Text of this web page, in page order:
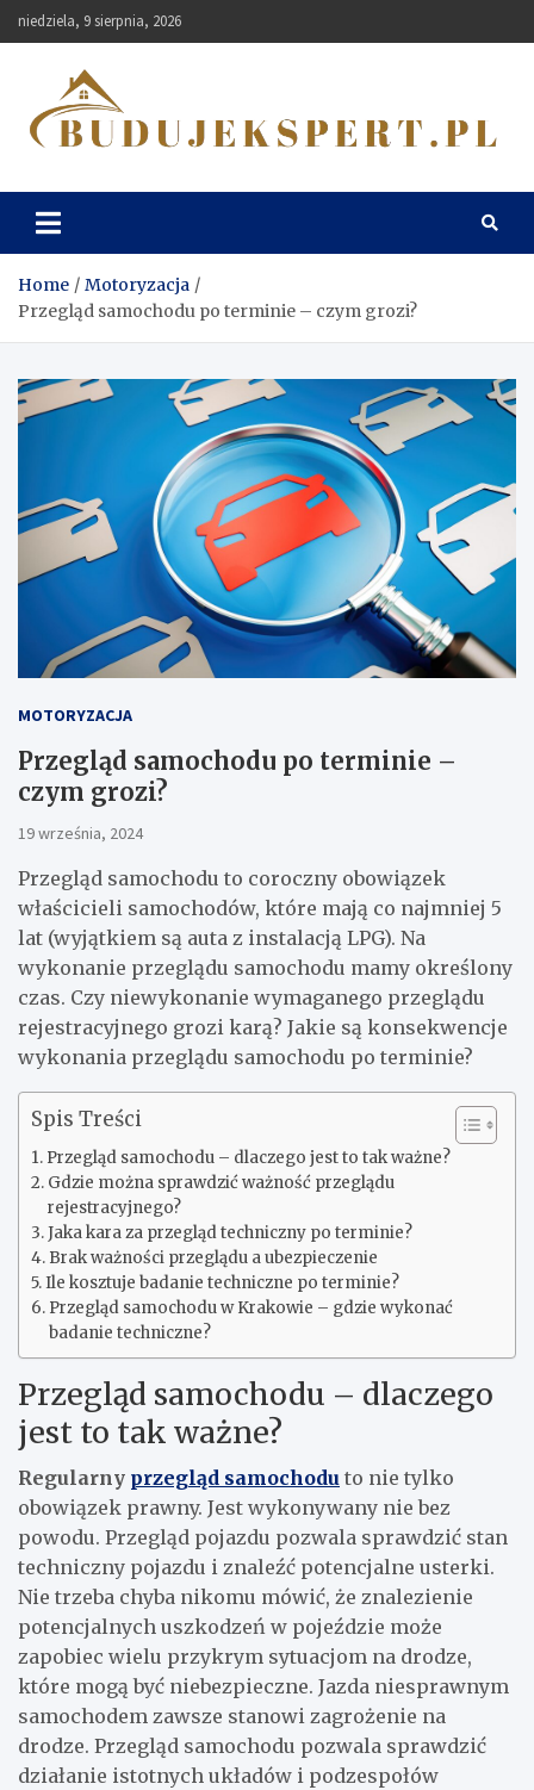
Skip
to
niedziela, 9 sierpnia, 2026
Budujekspert
Home
Motoryzacja
Przegląd samochodu po terminie – czym grozi?
MOTORYZACJA
Przegląd samochodu po terminie –
czym grozi?
19 września, 2024
Przegląd samochodu to coroczny obowiązek
właścicieli samochodów, które mają co najmniej 5
lat (wyjątkiem są auta z instalacją LPG). Na
wykonanie przeglądu samochodu mamy określony
czas. Czy niewykonanie wymaganego przeglądu
rejestracyjnego grozi karą? Jakie są konsekwencje
wykonania przeglądu samochodu po terminie?
Spis Treści
Przegląd samochodu – dlaczego jest to tak ważne?
Gdzie można sprawdzić ważność przeglądu
rejestracyjnego?
Jaka kara za przegląd techniczny po terminie?
Brak ważności przeglądu a ubezpieczenie
Ile kosztuje badanie techniczne po terminie?
Przegląd samochodu w Krakowie – gdzie wykonać
badanie techniczne?
Przegląd samochodu – dlaczego
jest to tak ważne?
Regularny przegląd samochodu to nie tylko
obowiązek prawny. Jest wykonywany nie bez
powodu. Przegląd pojazdu pozwala sprawdzić stan
techniczny pojazdu i znaleźć potencjalne usterki.
Nie trzeba chyba nikomu mówić, że znalezienie
potencjalnych uszkodzeń w pojeździe może
zapobiec wielu przykrym sytuacjom na drodze,
które mogą być niebezpieczne. Jazda niesprawnym
samochodem zawsze stanowi zagrożenie na
drodze. Przegląd samochodu pozwala sprawdzić
działanie istotnych układów i podzespołów